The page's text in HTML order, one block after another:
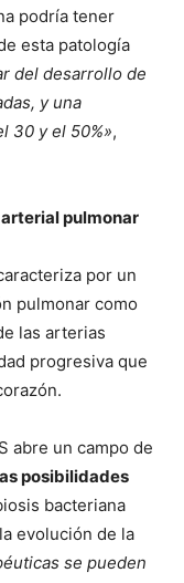
podría tener
esta patología
del desarrollo de
y una
30 y el 50%»,
pulmonar
por un
pulmonar como
las arterias
progresiva que
abre un campo de
posibilidades
bacteriana
evolución de la
se pueden